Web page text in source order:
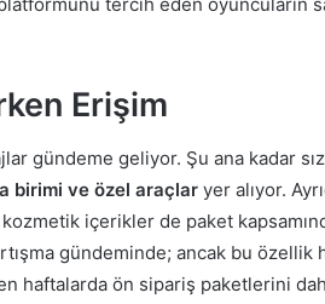
Erişim
gündeme geliyor. Şu ana kadar
birimi ve özel araçlar yer alıyor.
içerikler de paket
gündeminde; ancak bu özellik
haftalarda ön sipariş paketlerini